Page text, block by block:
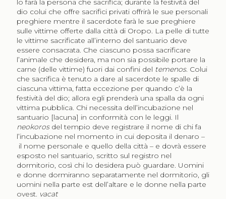
lo farà la persona che sacrifica; durante la festività del
dio colui che offre sacrifici privati offrirà le sue personali
preghiere mentre il sacerdote farà le sue preghiere
sulle vittime offerte dalla città di Oropo. La pelle di tutte
le vittime sacrificate all’interno del santuario deve
essere consacrata. Che ciascuno possa sacrificare
l’animale che desidera, ma non sia possibile portare la
carne (delle vittime) fuori dai confini del temenos. Colui
che sacrifica è tenuto a dare al sacerdote le spalle di
ciascuna vittima, fatta eccezione per quando c’è la
festività del dio; allora egli prenderà una spalla da ogni
vittima pubblica. Chi necessita dell’incubazione nel
santuario [lacuna] in conformità con le leggi. Il
neokorosdel tempio deve registrare il nome di chi fa
l’incubazione nel momento in cui deposita il denaro –
il nome personale e quello della città – e dovrà essere
esposto nel santuario, scritto sul registro nel
dormitorio, così chi lo desidera può guardare. Uomini
e donne dormiranno separatamente nel dormitorio, gli
uomini nella parte est dell’altare e le donne nella parte
ovest. vacat